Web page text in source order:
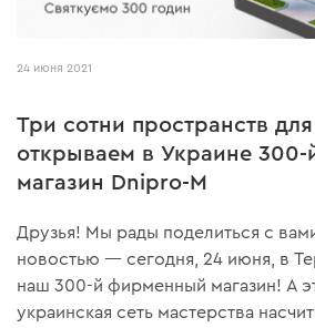
24 июня 2021
Три сотни пространств
открываем в Украине
магазин Dnipro-M
Друзья! Мы рады поделиться с
новостью — сегодня, 24 июня, в
наш 300-й фирменный магазин! А
украинская сеть мастерства